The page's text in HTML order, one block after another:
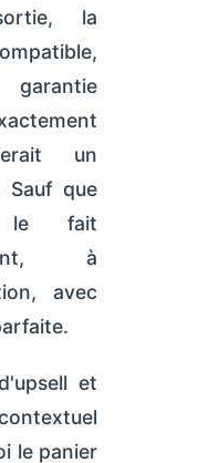
la
un
Sauf que
le fait
à
avec
et
le panier